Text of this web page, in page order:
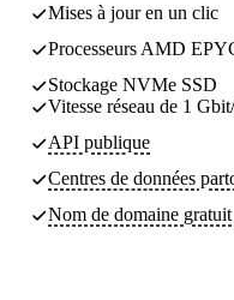
Mises à jour en un clic
Processeurs AMD
Stockage NVMe SSD
Vitesse réseau de 1
API publique
Centres de données
Nom de domaine